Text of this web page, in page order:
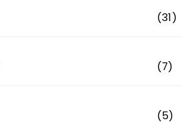
(31)
(7)
(5)